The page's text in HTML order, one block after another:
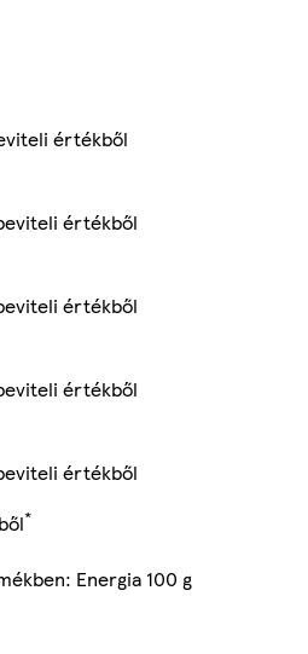
értékből
értékből
értékből
értékből
értékből
*
Energia 100 g